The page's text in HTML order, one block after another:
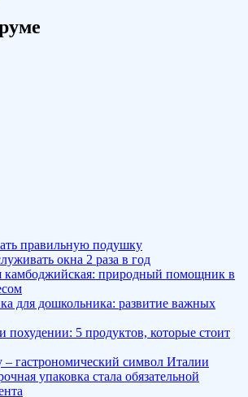
правильную подушку
окна 2 раза в год
камбоджийская: природный помощник в
для дошкольника: развитие важных
похудении: 5 продуктов, которые стоит
– гастрономический символ Италии
упаковка стала обязательной